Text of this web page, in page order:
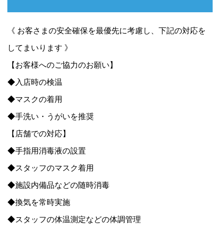
《 お客さまの安全確保を最優先に考慮し、下記の対応を
してまいります 》
【お客様へのご協力のお願い】
◆入店時の検温
◆マスクの着用
◆手洗い・うがいを推奨
【店舗での対応】
◆手指用消毒液の設置
◆スタッフのマスク着用
◆施設内備品などの随時消毒
◆換気を常時実施
◆スタッフの体温測定などの体調管理